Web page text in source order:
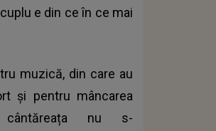
e din ce în ce mai
muzică, din care au
și pentru mâncarea
nu s-